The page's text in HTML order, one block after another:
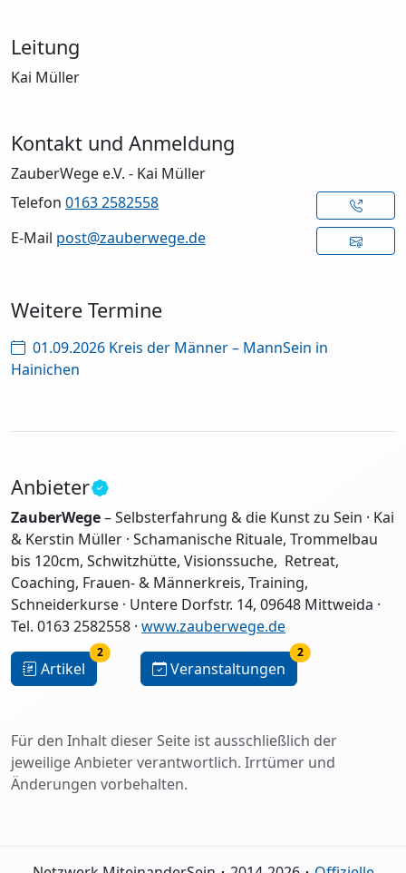
Leitung
Kai Müller
Kontakt und Anmeldung
ZauberWege e.V. - Kai Müller
Telefon 0163 2582558
E-Mail post@zauberwege.de
Weitere Termine
01.09.2026 Kreis der Männer – MannSein in
Hainichen
Anbieter
ZauberWege– Selbsterfahrung & die Kunst zu Sein · Kai
& Kerstin Müller · Schamanische Rituale, Trommelbau
bis 120cm, Schwitzhütte, Visionssuche, Retreat,
Coaching, Frauen- & Männerkreis, Training,
Schneiderkurse · Untere Dorfstr. 14, 09648 Mittweida ·
Tel. 0163 2582558 · www.zauberwege.de
Artikel
2
Veranstaltungen
2
Für den Inhalt dieser Seite ist ausschließlich der
jeweilige Anbieter verantwortlich. Irrtümer und
Änderungen vorbehalten.